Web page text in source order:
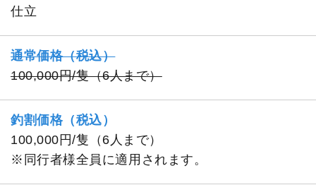
仕立
通常価格（税込）
100,000円/隻（6人まで）
釣割価格（税込）
100,000円/隻（6人まで）
※同行者様全員に適用されます。